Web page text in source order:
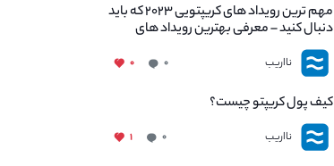
مهم ترین رویداد های کریپتویی ۲۰۲۳ که باید
دنبال کنید – معرفی بهترین رویداد های
جهانی
نااریب ۰ ۰
کیف پول کریپتو چیست؟
نااریب ۰ ۱